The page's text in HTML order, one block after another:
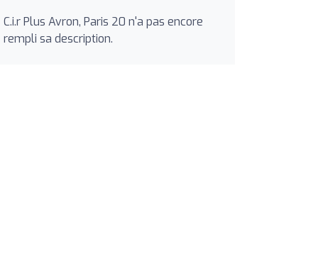
C.i.r Plus Avron, Paris 20 n'a pas encore
rempli sa description.